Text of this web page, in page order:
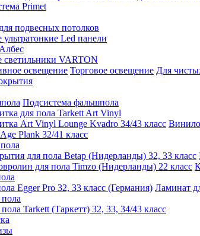
Primet
подвесных потолков
Led панели
светильники VARTON
освещение Торговое освещение Для
Подсистема фальшпола
для пола Tarkett Art Vinyl
Art Vinyl Lounge Kvadro 34/43 класс
Plank 32/41 класс
для пола Betap (Нидерланды) 32, 33 класс
для пола Timzo (Нидерланды) 22 класс
Egger Pro 32, 33 класс (Германия) Ламинат
Tarkett (Таркетт) 32, 33, 34/43 класс